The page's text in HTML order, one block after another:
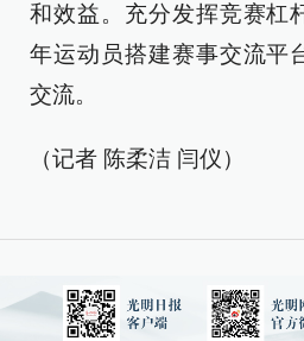
和效益。充分发挥竞赛杠
年运动员搭建赛事交流平
交流。
（记者 陈柔洁 闫仪）